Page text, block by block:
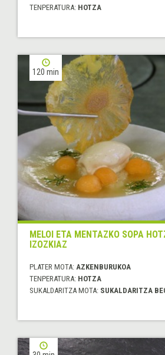
TENPERATURA: HOTZA
120 min
MELOI ETA MENTAZKO SOPA
IZOZKIAZ
PLATER MOTA: AZKENBURUKOA
TENPERATURA: HOTZA
SUKALDARITZA MOTA: SUKALDARITZA